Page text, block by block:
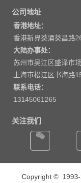
公司地址
香港地址：
香港新界葵涌葵昌路
大陆办事处：
苏州市吴江区盛泽市
上海市松江区书海路
联系电话：
‭13145061265‬
关注我们
Copyright ©